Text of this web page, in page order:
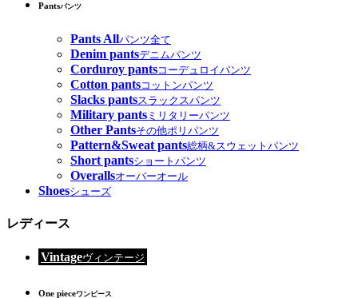
Pantsパンツ
Pants Allパンツ全て
Denim pantsデニムパンツ
Corduroy pantsコーデュロイパンツ
Cotton pantsコットンパンツ
Slacks pantsスラックスパンツ
Military pants ミリタリーパンツ
Other Pantsその他ポリパンツ
Pattern&Sweat pants総柄&スウェットパンツ
Short pantsショートパンツ
Overallsオーバーオール
Shoesシューズ
レディース
Vintageヴィンテージ
One pieceワンピース